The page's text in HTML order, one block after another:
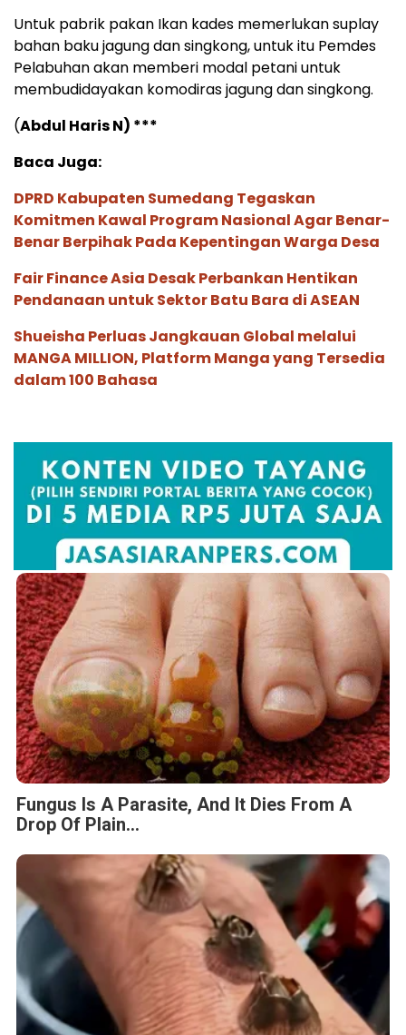
Untuk pabrik pakan Ikan kades memerlukan suplay
bahan baku jagung dan singkong, untuk itu Pemdes
Pelabuhan akan memberi modal petani untuk
membudidayakan komodiras jagung dan singkong.
(Abdul Haris N) ***
Baca Juga:
DPRD Kabupaten Sumedang Tegaskan
Komitmen Kawal Program Nasional Agar Benar-
Benar Berpihak Pada Kepentingan Warga Desa
Fair Finance Asia Desak Perbankan Hentikan
Pendanaan untuk Sektor Batu Bara di ASEAN
Shueisha Perluas Jangkauan Global melalui
MANGA MILLION, Platform Manga yang Tersedia
dalam 100 Bahasa
Fungus Is A Parasite, And It Dies From A
Drop Of Plain...